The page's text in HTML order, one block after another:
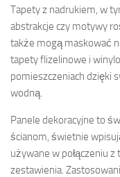
Tapety z nadrukiem, w
abstrakcje czy motywy
także mogą maskować
tapety flizelinowe i
pomieszczeniach dzięki
wodną.
Panele dekoracyjne to
ścianom, świetnie
używane w połączeniu
zestawienia.